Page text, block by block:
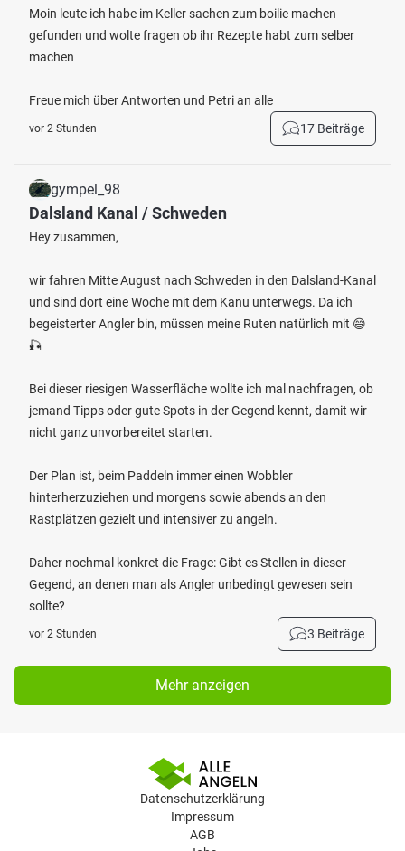
Moin leute ich habe im Keller sachen zum boilie machen
gefunden und wolte fragen ob ihr Rezepte habt zum selber
machen
Freue mich über Antworten und Petri an alle
vor 2 Stunden 17 Beiträge
gympel_98
Dalsland Kanal / Schweden
Hey zusammen,
wir fahren Mitte August nach Schweden in den Dalsland-Kanal
und sind dort eine Woche mit dem Kanu unterwegs. Da ich
begeisterter Angler bin, müssen meine Ruten natürlich mit 😄
🎣
Bei dieser riesigen Wasserfläche wollte ich mal nachfragen, ob
jemand Tipps oder gute Spots in der Gegend kennt, damit wir
nicht ganz unvorbereitet starten.
Der Plan ist, beim Paddeln immer einen Wobbler
hinterherzuziehen und morgens sowie abends an den
Rastplätzen gezielt und intensiver zu angeln.
Daher nochmal konkret die Frage: Gibt es Stellen in dieser
Gegend, an denen man als Angler unbedingt gewesen sein
sollte?
vor 2 Stunden 3 Beiträge
Mehr anzeigen
Datenschutzerklärung
Impressum
AGB